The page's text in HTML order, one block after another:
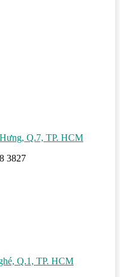
Q.7, TP. HCM
3827
Q.1, TP. HCM